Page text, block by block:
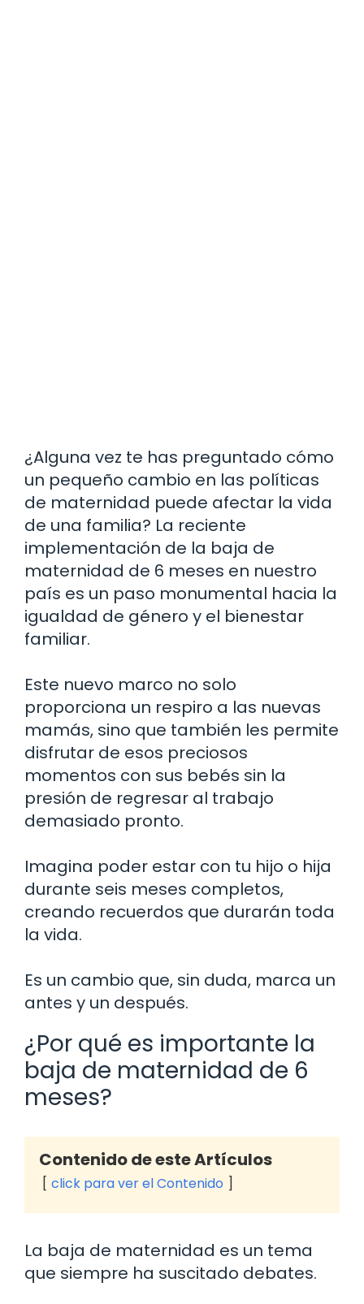
¿Alguna vez te has preguntado cómo
un pequeño cambio en las políticas
de maternidad puede afectar la vida
de una familia? La reciente
implementación de la baja de
maternidad de 6 meses en nuestro
país es un paso monumental hacia la
igualdad de género y el bienestar
familiar.
Este nuevo marco no solo
proporciona un respiro a las nuevas
mamás, sino que también les permite
disfrutar de esos preciosos
momentos con sus bebés sin la
presión de regresar al trabajo
demasiado pronto.
Imagina poder estar con tu hijo o hija
durante seis meses completos,
creando recuerdos que durarán toda
la vida.
Es un cambio que, sin duda, marca un
antes y un después.
¿Por qué es importante la
baja de maternidad de 6
meses?
Contenido de este Artículos
click para ver el Contenido
La baja de maternidad es un tema
que siempre ha suscitado debates.